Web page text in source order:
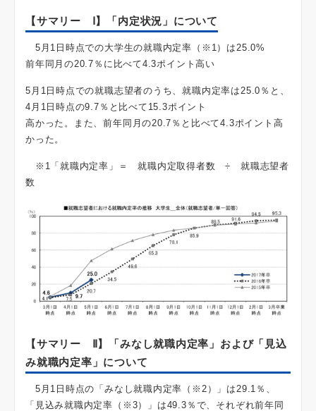
【サマリー Ⅰ】「内定状況」について
5月1日時点での大学生の就職内定率（※1）は25.0%
前年同月の20.7％に比べて4.3ポイント高い
5月1日時点での就職志望者のうち、就職内定率は25.0％と、
4月1日時点の9.7％と比べて15.3ポイント
高かった。また、前年同月の20.7％と比べて4.3ポイント高
かった。
※1「就職内定率」＝ 就職内定取得者数 ÷ 就職志望者
数
【サマリー Ⅱ】「みなし就職内定率」および「見込
み就職内定率」について
5月1日時点の「みなし就職内定率（※2）」は29.1％、
「見込み就職内定率（※3）」は49.3％で、それぞれ前年同